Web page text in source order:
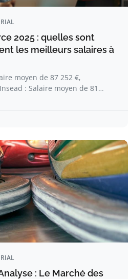
2025 : quelles sont
les meilleurs salaires à
moyen de 87 252 €,
: Salaire moyen de 81…
: Le Marché des